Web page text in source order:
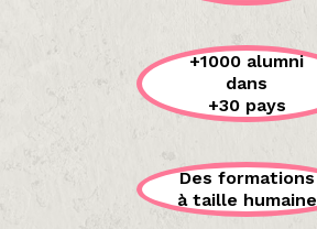
+1000 alumni
dans
+30 pays
Des formations
à taille humaine